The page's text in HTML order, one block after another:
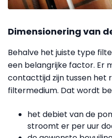
Dimensionering van
Behalve het juiste type
een belangrijke factor. Er
contacttijd zijn tussen het
filtermedium. Dat wordt
het debiet van de
stroomt er per uur